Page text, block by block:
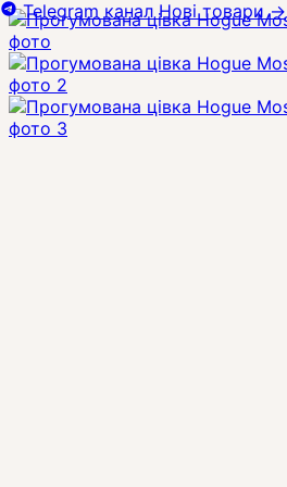
Telegram канал Нові товари→